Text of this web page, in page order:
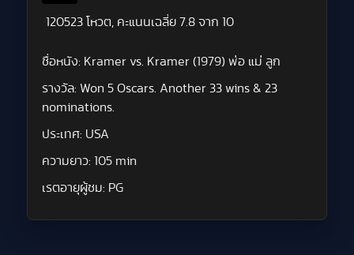
120523 โหวต, คะแนนเฉลี่ย 7.8 จาก 10
ชื่อหนัง: Kramer vs. Kramer (1979) พ่อ แม่ ลูก
รางวัล: Won 5 Oscars. Another 33 wins & 23
nominations.
ประเทศ: USA
ความยาว: 105 min
เรตอายุผู้ชม: PG